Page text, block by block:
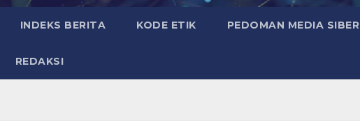
INDEKS BERITA KODE ETIK PEDOMAN MEDIA SIBER
REDAKSI